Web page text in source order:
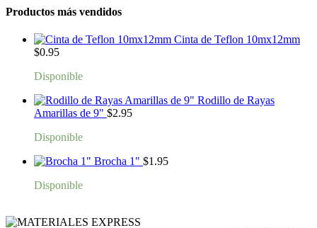
Productos más vendidos
Cinta de Teflon 10mx12mm
$0.95
Disponible
Rodillo de Rayas
Amarillas de 9" $2.95
Disponible
Brocha 1" $1.95
Disponible